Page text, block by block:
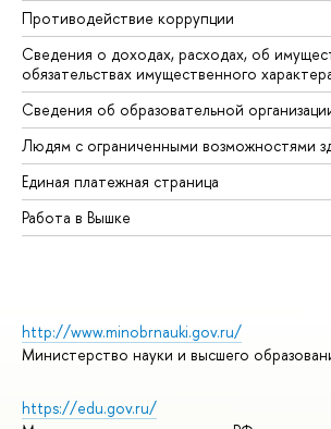
Противодействие коррупции
Сведения о доходах, расходах, об
обязательствах имущественного
Сведения об образовательной
Людям с ограниченными возможностями
Единая платежная страница
Работа в Вышке
http://www.minobrnauki.gov.ru/
Министерство науки и высшего
https://edu.gov.ru/